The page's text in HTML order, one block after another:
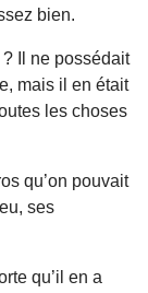
bien.
Il ne possédait
mais il en était
les choses
qu’on pouvait
ses
qu’il en a